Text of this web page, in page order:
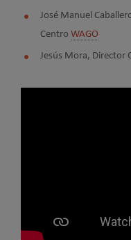
José Manuel
Centro WAGO
Jesús Mora, Director